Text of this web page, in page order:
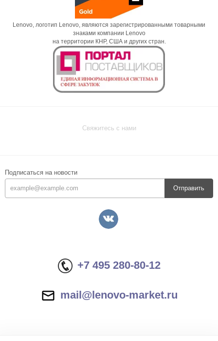
Lenovo, логотип Lenovo, являются зарегистрированными товарными
знаками компании Lenovo
на территории КНР, США и других стран.
Свяжитесь с нами
Подписаться на новости
Отправить
+7 495 280-80-12
mail@lenovo-market.ru